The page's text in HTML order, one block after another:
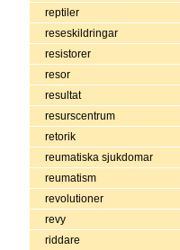
reptiler
reseskildringar
resistorer
resor
resultat
resurscentrum
retorik
reumatiska sjukdomar
reumatism
revolutioner
revy
riddare